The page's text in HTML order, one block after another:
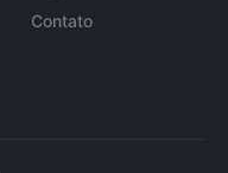
Contato